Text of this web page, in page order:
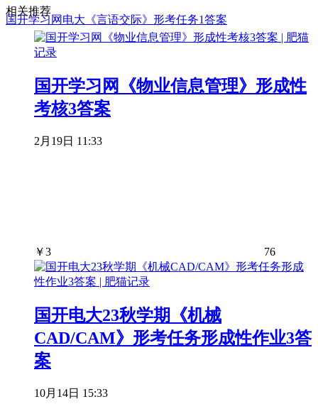
国开学习网电大《言语交际》形考任务1答案
相关推荐
国开学习网《物业信息管理》形成性
考核3答案
2月19日 11:33
￥3 76
国开电大23秋学期《机械
CAD/CAM》形考任务形成性作业3答
案
10月14日 15:33